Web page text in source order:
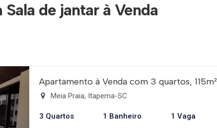
de jantar à Venda
Apartamento à Venda com 3 quartos, 115m²
Meia Praia, Itapema-SC
3 Quartos 1 Banheiro 1 Vaga